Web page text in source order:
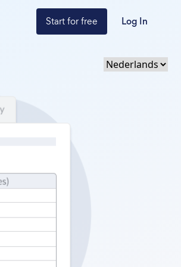
Start for free Log In